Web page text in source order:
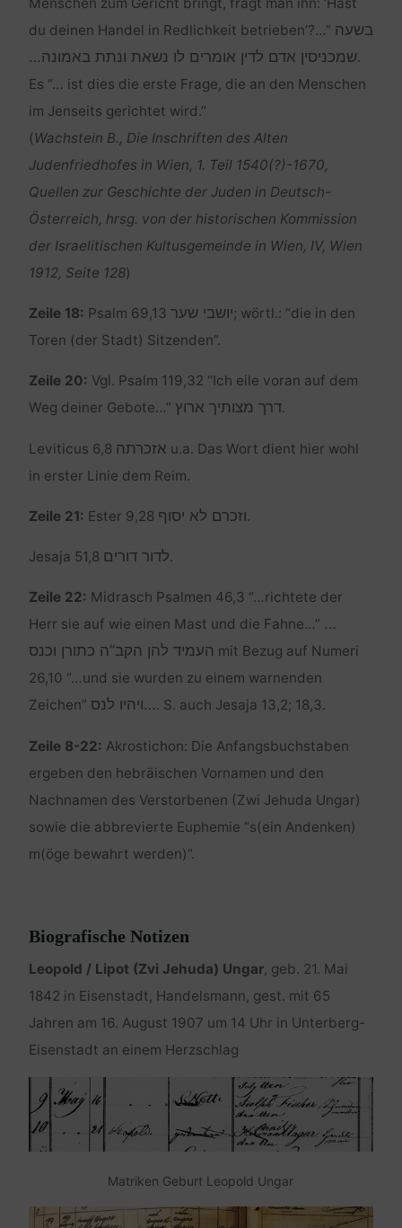
du deinen Handel in Redlichkeit betrieben’?…” בשעה
שמכניסין אדם לדין אומרים לו נשאת ונתת באמונה….
Es “… ist dies die erste Frage, die an den Menschen
im Jenseits gerichtet wird.”
( Wachstein B., Die Inschriften des Alten
Judenfriedhofes in Wien, 1. Teil 1540(?)-1670,
Quellen zur Geschichte der Juden in Deutsch-
Österreich, hrsg. von der historischen Kommission
der Israelitischen Kultusgemeinde in Wien, IV, Wien
1912, Seite 128)
Zeile 18: Psalm 69,13 יושבי שער‏; wörtl.: “die in den
Toren (der Stadt) Sitzenden”.
Zeile 20: Vgl. Psalm 119,32 “Ich eile voran auf dem
Weg deiner Gebote…” דרך מצותיך ארוץ.
Leviticus 6,8 אזכרתה u.a. Das Wort dient hier wohl
in erster Linie dem Reim.
Zeile 21: Ester 9,28 וזכרם לא יסוף.
Jesaja 51,8 לדור דורים.
Zeile 22: Midrasch Psalmen 46,3 “…richtete der
Herr sie auf wie einen Mast und die Fahne…” …
העמיד להן הקב”ה כתורן וכנס mit Bezug auf Numeri
26,10 “…und sie wurden zu einem warnenden
Zeichen” …ויהיו לנס. S. auch Jesaja 13,2; 18,3.
Zeile 8-22: Akrostichon: Die Anfangsbuchstaben
ergeben den hebräischen Vornamen und den
Nachnamen des Verstorbenen (Zwi Jehuda Ungar)
sowie die abbrevierte Euphemie “s(ein Andenken)
m(öge bewahrt werden)”.
Biografische Notizen
Leopold / Lipot (Zvi Jehuda) Ungar, geb. 21. Mai
1842 in Eisenstadt, Handelsmann, gest. mit 65
Jahren am 16. August 1907 um 14 Uhr in Unterberg-
Eisenstadt an einem Herzschlag
Matriken Geburt Leopold Ungar